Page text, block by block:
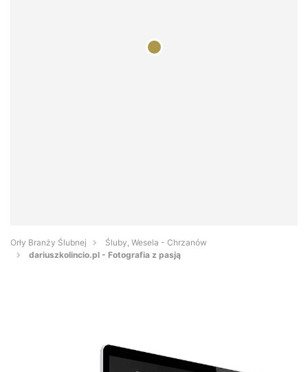
Orły Branży Ślubnej
Śluby, Wesela - Chrzanów
dariuszkolincio.pl - Fotografia z pasją